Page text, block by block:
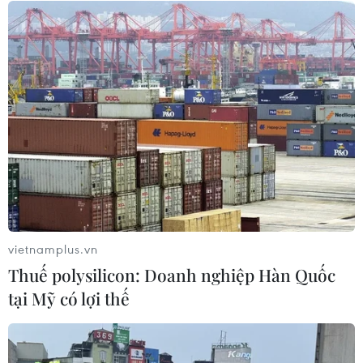
27/05/2026 01:03
Siêu mẫu Võ Hoàng Yến thần
thái "ngút ngàn" sau thời gian "ở ẩn"
26/05/2026 07:04
Dàn Hoa hậu "thị phạm" tại
casting Tuần lễ thời trang Quốc tế
Việt Nam 2026
25/05/2026 07:02
vietnamplus.vn
Thuế polysilicon: Doanh nghiệp Hàn Quốc
tại Mỹ có lợi thế